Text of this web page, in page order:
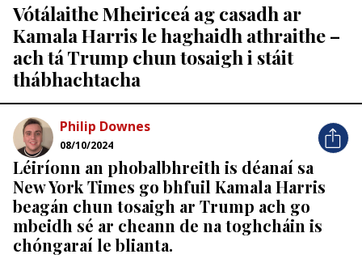
Vótálaithe Mheiriceá ag casadh ar
Kamala Harris le haghaidh athraithe –
ach tá Trump chun tosaigh i stáit
thábhachtacha
Philip Downes
08/10/2024
Léiríonn an phobalbhreith is déanaí sa
New York Times go bhfuil Kamala Harris
beagán chun tosaigh ar Trump ach go
mbeidh sé ar cheann de na toghcháin is
chóngaraí le blianta.